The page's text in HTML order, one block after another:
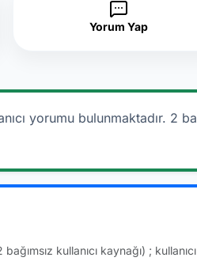
Yorum Yap
yorumu bulunmaktadır. 2
bağımsız kullanıcı kaynağı) ;